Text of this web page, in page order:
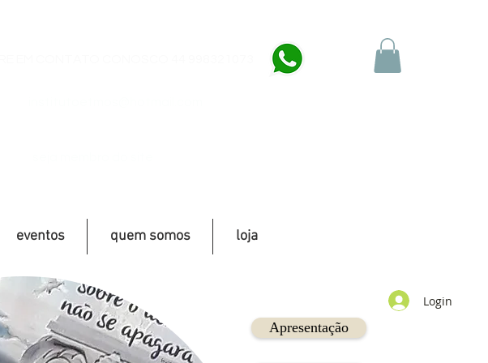
eventos quem somos loja
Login
Apresentação